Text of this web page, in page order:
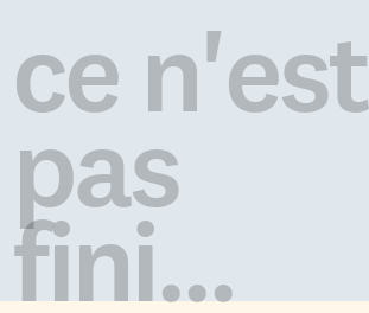
ce n'est
pas
fini...